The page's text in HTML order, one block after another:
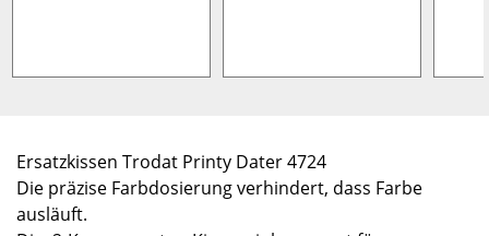
Ersatzkissen Trodat Printy Dater 4724
Die präzise Farbdosierung verhindert, dass Farbe
ausläuft.